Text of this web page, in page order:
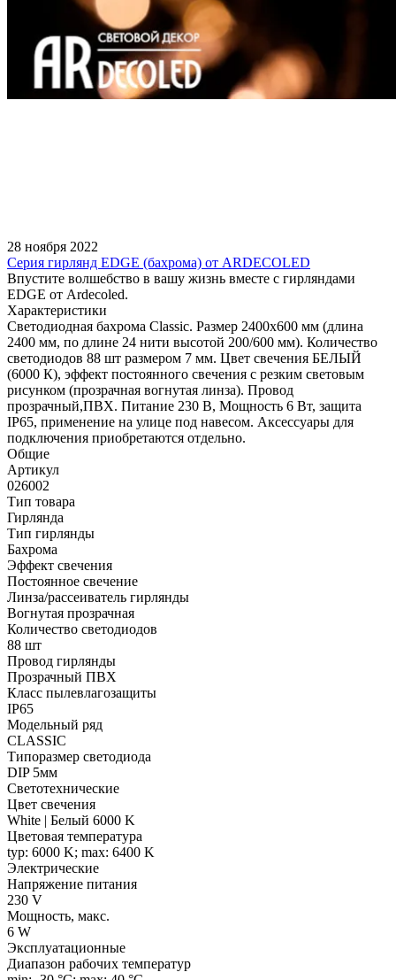
28 ноября 2022
Серия гирлянд EDGE (бахрома) от ARDECOLED
Впустите волшебство в вашу жизнь вместе с гирляндами
EDGE от Ardecoled.
Характеристики
Светодиодная бахрома Classic. Размер 2400x600 мм (длина
2400 мм, по длине 24 нити высотой 200/600 мм). Количество
светодиодов 88 шт размером 7 мм. Цвет свечения БЕЛЫЙ
(6000 К), эффект постоянного свечения с резким световым
рисунком (прозрачная вогнутая линза). Провод
прозрачный,ПВХ. Питание 230 В, Мощность 6 Вт, защита
IP65, применение на улице под навесом. Аксессуары для
подключения приобретаются отдельно.
Общие
Артикул
026002
Тип товара
Гирлянда
Тип гирлянды
Бахрома
Эффект свечения
Постоянное свечение
Линза/рассеиватель гирлянды
Вогнутая прозрачная
Количество светодиодов
88 шт
Провод гирлянды
Прозрачный ПВХ
Класс пылевлагозащиты
IP65
Модельный ряд
CLASSIC
Типоразмер светодиода
DIP 5мм
Светотехнические
Цвет свечения
White | Белый 6000 K
Цветовая температура
typ: 6000 K; max: 6400 K
Электрические
Напряжение питания
230 V
Мощность, макс.
6 W
Эксплуатационные
Диапазон рабочих температур